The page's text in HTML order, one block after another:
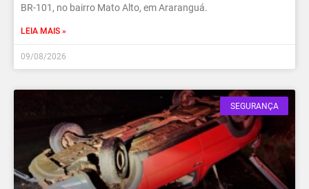
BR-101, no bairro Mato Alto, em Araranguá.
LEIA MAIS »
09/08/2026
SEGURANÇA